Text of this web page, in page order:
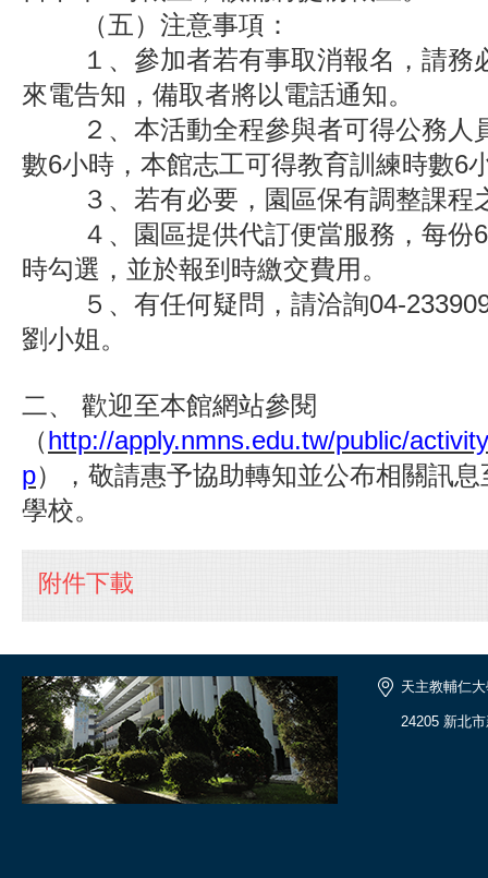
（五）注意事項：
１、參加者若有事取消報名，請務
來電告知，備取者將以電話通知。
２、本活動全程參與者可得公務人
數6小時，本館志工可得教育訓練時數6
３、若有必要，園區保有調整課程
４、園區提供代訂便當服務，每份
時勾選，並於報到時繳交費用。
５、有任何疑問，請洽詢04-
劉小姐。
二、 歡迎至本館網站參閱
（http://apply.nmns.edu.tw/public/
p），敬請惠予協助轉知並公布相關訊
學校。
附件下載
天主教輔仁
24205 新北